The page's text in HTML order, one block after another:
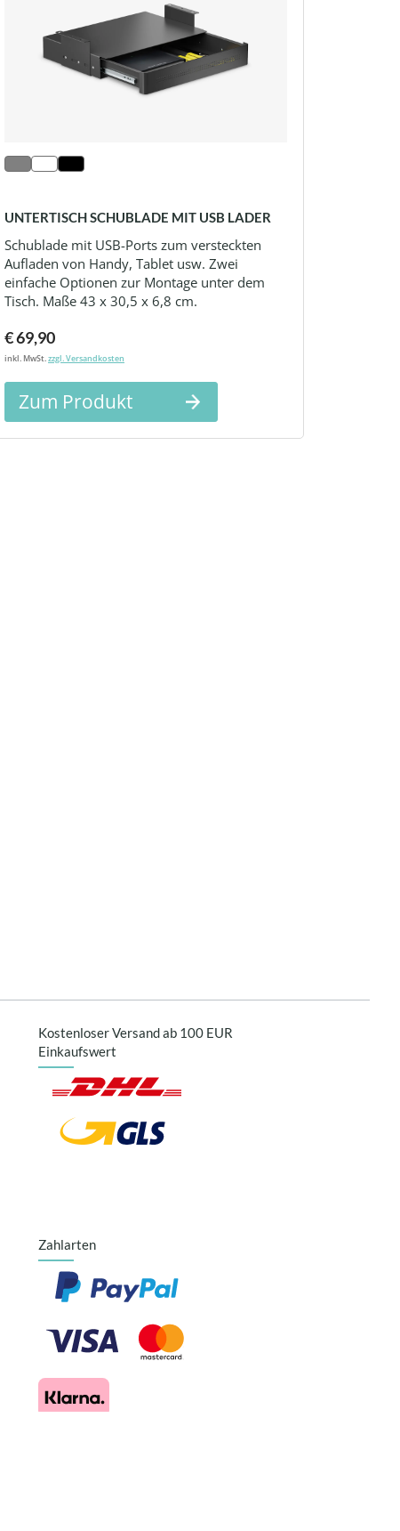
UNTERTISCH SCHUBLADE MIT USB LADER
Schublade mit USB-Ports zum versteckten
Aufladen von Handy, Tablet usw. Zwei
einfache Optionen zur Montage unter dem
Tisch. Maße 43 x 30,5 x 6,8 cm.
€ 69,90
inkl. MwSt.zzgl. Versandkosten
Zum Produkt
Kostenloser Versand ab 100 EUR
Einkaufswert
Zahlarten